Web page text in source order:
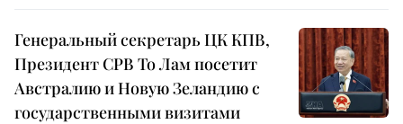
Генеральный секретарь ЦК КПВ,
Президент СРВ То Лам посетит
Австралию и Новую Зеландию с
государственными визитами